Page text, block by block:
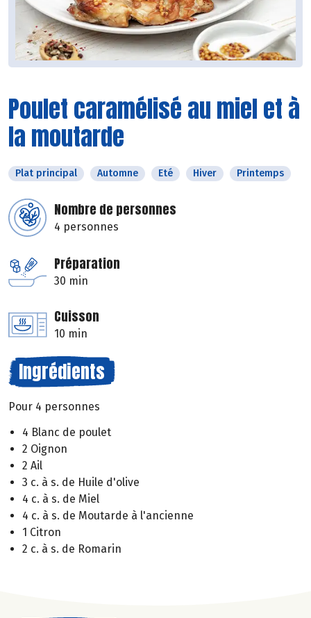
Poulet caramélisé au miel et à
la moutarde
Plat principal Automne Eté Hiver Printemps
Nombre de personnes
4 personnes
Préparation
30 min
Cuisson
10 min
Ingrédients
Pour 4 personnes
4 Blanc de poulet
2 Oignon
2 Ail
3 c. à s. de Huile d'olive
4 c. à s. de Miel
4 c. à s. de Moutarde à l'ancienne
1 Citron
2 c. à s. de Romarin